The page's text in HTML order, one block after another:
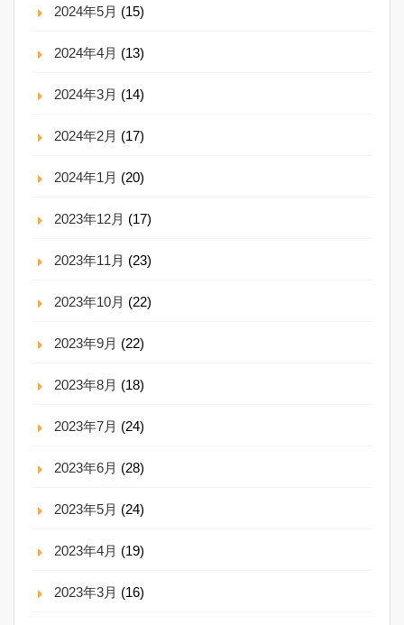
2024年5月 (15)
2024年4月 (13)
2024年3月 (14)
2024年2月 (17)
2024年1月 (20)
2023年12月 (17)
2023年11月 (23)
2023年10月 (22)
2023年9月 (22)
2023年8月 (18)
2023年7月 (24)
2023年6月 (28)
2023年5月 (24)
2023年4月 (19)
2023年3月 (16)